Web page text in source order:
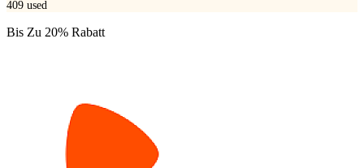
409 used
Bis Zu 20% Rabatt